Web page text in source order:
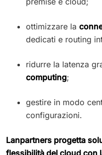
ottimizzare la
dedicati e routing
ridurre la latenza
computing;
gestire in modo
configurazioni.
Lanpartners progetta